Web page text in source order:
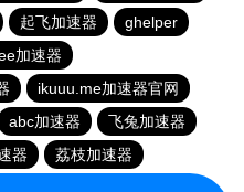
起飞加速器
ghelper
加速器
ikuuu.me加速器官网
abc加速器
飞兔加速器
器
荔枝加速器